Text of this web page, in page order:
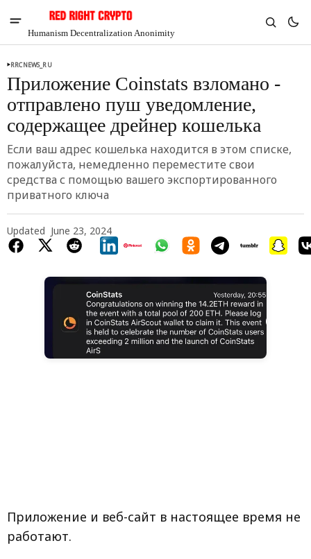
Humanism Decentralization Anonimity
RRCNEWS_RU
Приложение Coinstats взломано -
отправлено пуш уведомление,
содержащее дрейнер кошелька
Если ваш адрес кошелька находится в этом списке,
пожалуйста, немедленно переместите свои
средства с помощью вашего экспортированного
приватного ключа
Updated June 23, 2024
Приложение и веб-сайт в настоящее время не
работают.